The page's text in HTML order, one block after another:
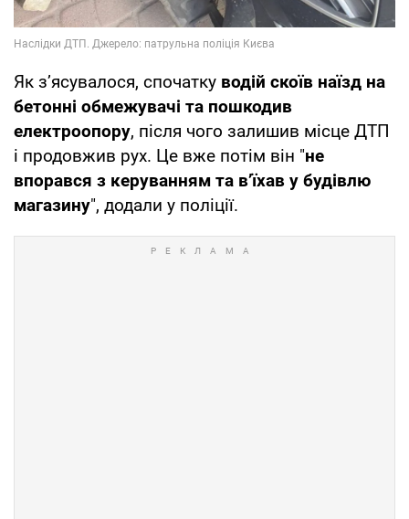
Як з’ясувалося, спочатку водій скоїв наїзд на
бетонні обмежувачі та пошкодив
електроопору, після чого залишив місце ДТП
і продовжив рух. Це вже потім він "не
впорався з керуванням та в’їхав у будівлю
магазину", додали у поліції.